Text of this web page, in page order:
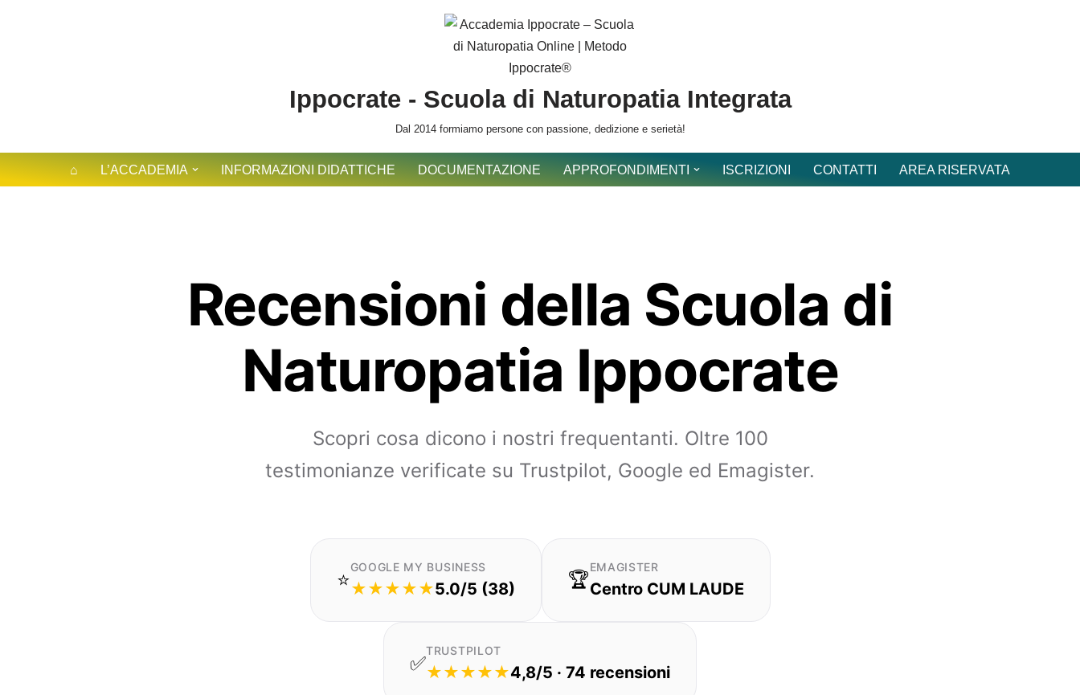
Ippocrate - Scuola di Naturopatia Integrata
Dal 2014 formiamo persone con passione, dedizione e serietà!
⌂ L’ACCADEMIA INFORMAZIONI DIDATTICHE DOCUMENTAZIONE APPROFONDIMENTI ISCRIZIONI CONTATTI AREA RISERVATA
Recensioni della Scuola di
Naturopatia Ippocrate
Scopri cosa dicono i nostri frequentanti. Oltre 100
testimonianze verificate su Trustpilot, Google ed Emagister.
⭐
GOOGLE MY BUSINESS
★★★★★5.0/5 (38) 🏆
EMAGISTER
Centro CUM LAUDE
✅
TRUSTPILOT
★★★★★4,8/5 · 74 recensioni